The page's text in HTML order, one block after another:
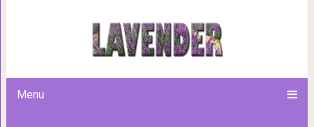
Menu
Дом Разбитой Посуды!
вплоть до будки и